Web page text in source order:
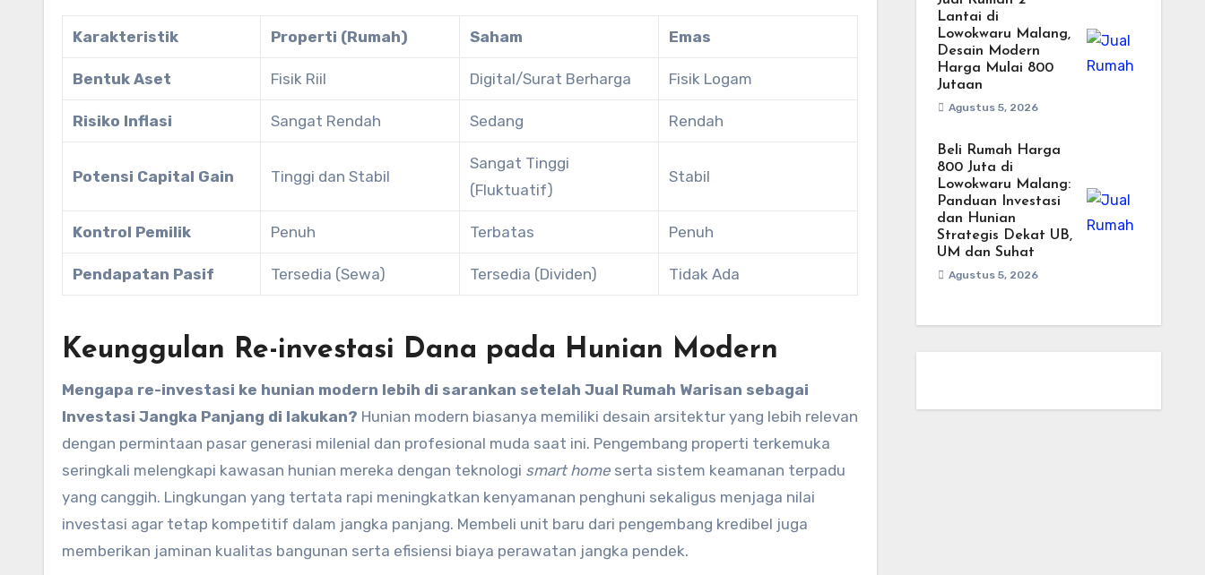
Karakteristik Properti (Rumah) Saham Emas
Bentuk Aset Fisik Riil Digital/Surat Berharga Fisik Logam
Risiko Inflasi Sangat Rendah Sedang Rendah
Potensi Capital Gain Tinggi dan Stabil
Sangat Tinggi
(Fluktuatif)
Stabil
Kontrol Pemilik Penuh Terbatas Penuh
Pendapatan Pasif Tersedia (Sewa) Tersedia (Dividen) Tidak Ada
Keunggulan Re-investasi Dana pada Hunian Modern
Mengapa re-investasi ke hunian modern lebih di sarankan setelah Jual Rumah Warisan sebagai
Investasi Jangka Panjang di lakukan? Hunian modern biasanya memiliki desain arsitektur yang lebih relevan
dengan permintaan pasar generasi milenial dan profesional muda saat ini. Pengembang properti terkemuka
seringkali melengkapi kawasan hunian mereka dengan teknologi smart home serta sistem keamanan terpadu
yang canggih. Lingkungan yang tertata rapi meningkatkan kenyamanan penghuni sekaligus menjaga nilai
investasi agar tetap kompetitif dalam jangka panjang. Membeli unit baru dari pengembang kredibel juga
memberikan jaminan kualitas bangunan serta efisiensi biaya perawatan jangka pendek.
Lantai di
Lowokwaru Malang,
Desain Modern
Harga Mulai 800
Jutaan
Agustus 5, 2026
Beli Rumah Harga
800 Juta di
Lowokwaru Malang:
Panduan Investasi
dan Hunian
Strategis Dekat UB,
UM dan Suhat
Agustus 5, 2026